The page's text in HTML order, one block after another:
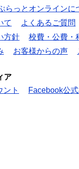
らっとオンラインに
て
よくあるご質問
方針
校費・公費・
お客様からの声
ア
ント
Facebook公